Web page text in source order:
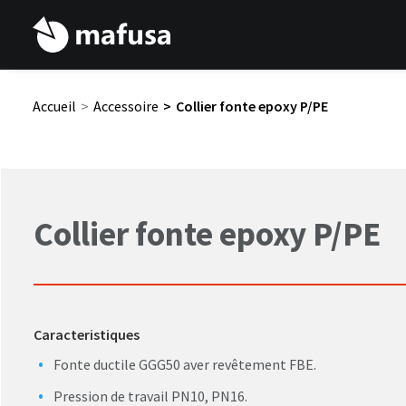
Accueil Accessoire Collier fonte epoxy P/PE
Collier fonte epoxy P/PE
Caracteristiques
Fonte ductile GGG50 aver revêtement FBE.
Pression de travail PN10, PN16.